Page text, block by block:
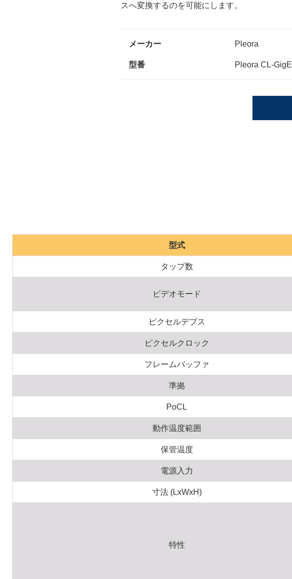
スへ変換するのを可能にします。
メーカー Pleora
型番 Pleora CL-GigE
型式
タップ数
ビデオモード
ピクセルデブス
ピクセルクロック
フレームバッファ
準拠
PoCL
動作温度範囲
保管温度
電源入力
寸法 (LxWxH)
特性